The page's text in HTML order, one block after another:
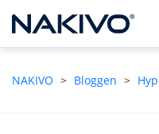
NAKIVO > Bloggen >